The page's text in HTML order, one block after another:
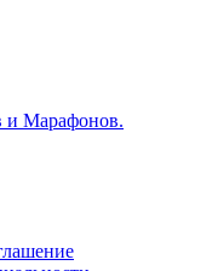
и Марафонов.